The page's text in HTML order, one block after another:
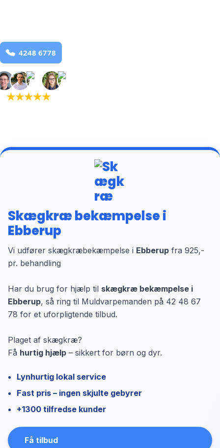
★★★★★(5,0)
Skægkræ bekæmpelse i
Ebberup
Vi udfører skægkræbekæmpelse i Ebberup fra 925,-
pr. behandling
Har du brug for hjælp til skægkræ bekæmpelse i
Ebberup, så ring til Muldvarpemanden på 42 48 67
78 for et uforpligtende tilbud.
Plaget af skægkræ?
Få hurtig hjælp – sikkert for børn og dyr.
Lynhurtig lokal service
Fast pris – ingen skjulte gebyrer
+1300 tilfredse kunder
Få tilbud